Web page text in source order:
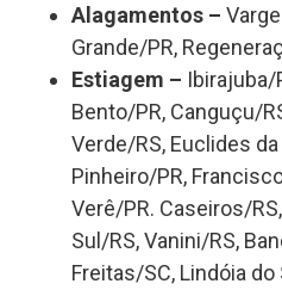
Alagamentos –
Grande/PR,
Estiagem – Ibirajuba/
Bento/PR, Canguçu/
Verde/RS, Euclides
Pinheiro/PR,
Verê/PR. Caseiros/
Sul/RS, Vanini/RS,
Freitas/SC, Lindóia